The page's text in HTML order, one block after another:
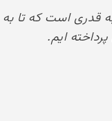
است که تا
ایم.